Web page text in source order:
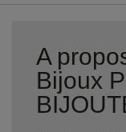
A
Bijoux